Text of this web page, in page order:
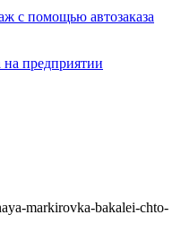
с помощью автозаказа
на предприятии
markirovka-bakalei-chto-